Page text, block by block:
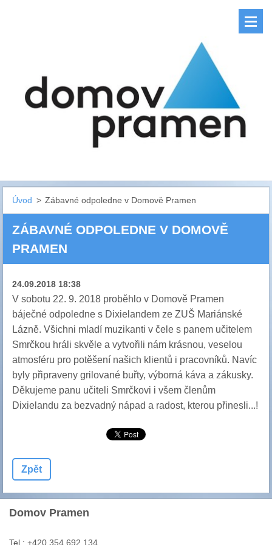
Úvod > Zábavné odpoledne v Domově Pramen
ZÁBAVNÉ ODPOLEDNE V DOMOVĚ
PRAMEN
24.09.2018 18:38
V sobotu 22. 9. 2018 proběhlo v Domově Pramen
báječné odpoledne s Dixielandem ze ZUŠ Mariánské
Lázně. Všichni mladí muzikanti v čele s panem učitelem
Smrčkou hráli skvěle a vytvořili nám krásnou, veselou
atmosféru pro potěšení našich klientů i pracovníků. Navíc
byly připraveny grilované buřty, výborná káva a zákusky.
Děkujeme panu učiteli Smrčkovi i všem členům
Dixielandu za bezvadný nápad a radost, kterou přinesli...!
Zpět
Domov Pramen
Tel.: +420 354 692 134